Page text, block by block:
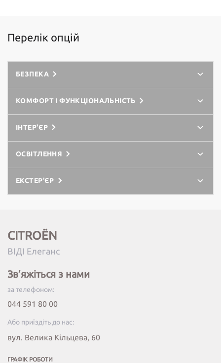
Перелік опцій
БЕЗПЕКА
КОМФОРТ І ФУНКЦІОНАЛЬНІСТЬ
ІНТЕР'ЄР
ОСВІТЛЕННЯ
ЕКСТЕР'ЄР
CITROËN
ВІДІ Елеганс
Зв’яжіться з нами
за телефоном:
044 591 80 00
Або приїздіть до нас:
вул. Велика Кільцева, 60
ГРАФІК РОБОТИ